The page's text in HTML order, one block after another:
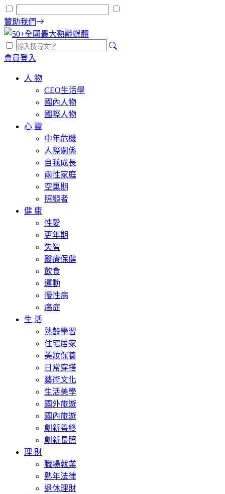
贊助我們
會員登入
人 物
CEO生活學
國內人物
國際人物
心 靈
中年危機
人際關係
自我成長
兩性家庭
空巢期
照顧者
健 康
性愛
更年期
失智
醫療保健
飲食
運動
慢性病
癌症
生 活
熟齡學習
住宅居家
美妝保養
日常穿搭
藝術文化
生活美學
國外旅遊
國內旅遊
創新善終
創新長照
理 財
職場就業
熟年法律
退休理財